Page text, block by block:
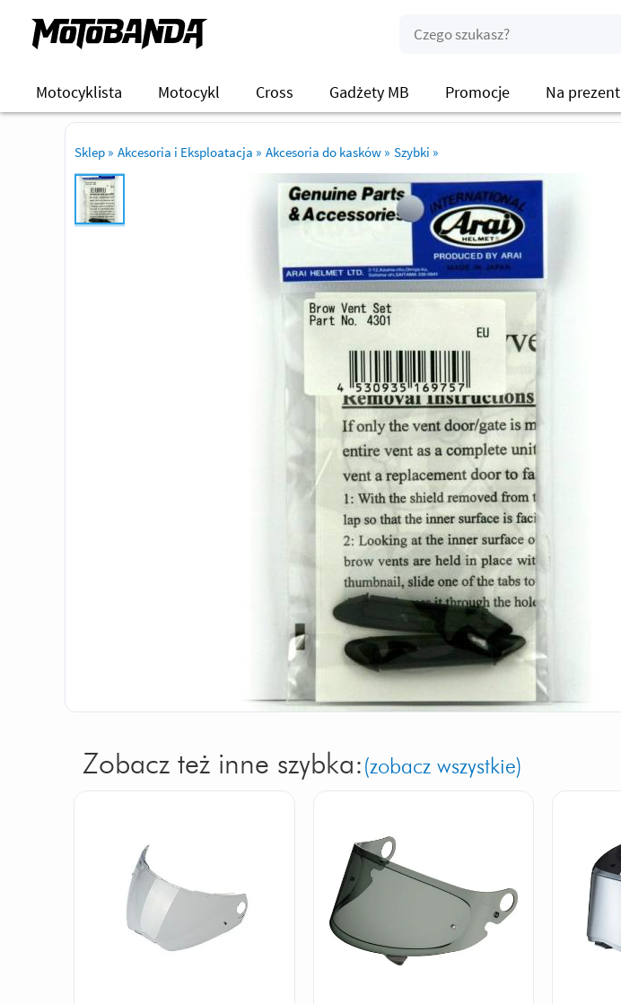
Motocyklista Motocykl Cross Gadżety MB Promocje Na prezent
Sklep » Akcesoria i Eksploatacja » Akcesoria do kasków » Szybki »
Zobacz też inne szybka: (zobacz wszystkie)